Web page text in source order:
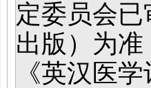
定委员会
出版）为
《英汉医